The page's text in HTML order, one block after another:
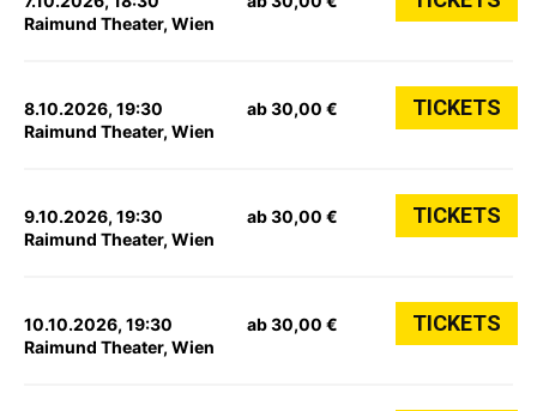
Raimund Theater, Wien
8.10.2026, 19:30
Raimund Theater, Wien
ab 30,00 € TICKETS
9.10.2026, 19:30
Raimund Theater, Wien
ab 30,00 € TICKETS
10.10.2026, 19:30
Raimund Theater, Wien
ab 30,00 € TICKETS